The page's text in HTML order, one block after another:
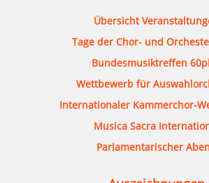
Übersicht
Tage der Chor- und
Bundesmusiktreffen
Wettbewerb für
Internationaler Kammerchor-
Musica Sacra
Parlamentarischer